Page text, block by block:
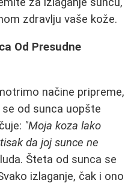
zdravlju vaše kože.
Od Presudne
načine pripreme,
od sunca uopšte
"Moja koza lako
da joj sunce ne
Šteta od sunca se
izlaganje, čak i ono